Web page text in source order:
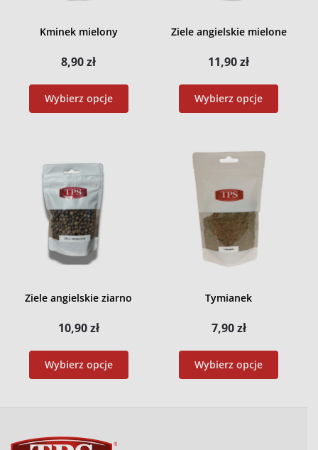
Kminek mielony
8,90zł
Wybierz opcje
Ziele angielskie mielone
11,90zł
Wybierz opcje
Ziele angielskie ziarno
10,90zł
Wybierz opcje
Tymianek
7,90zł
Wybierz opcje